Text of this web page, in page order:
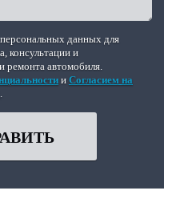
данных для
консультации и
ремонта автомобиля.
и Согласием на